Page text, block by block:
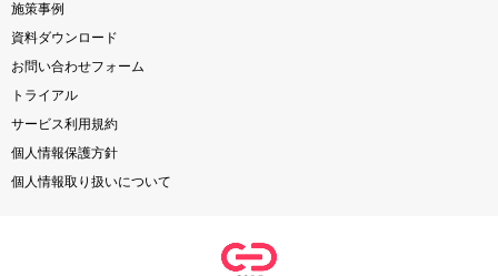
施策事例
資料ダウンロード
お問い合わせフォーム
トライアル
サービス利用規約
個人情報保護方針
個人情報取り扱いについて